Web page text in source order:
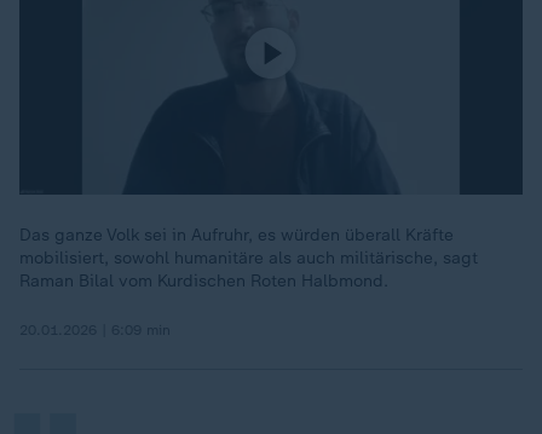
Das ganze Volk sei in Aufruhr, es würden überall Kräfte
mobilisiert, sowohl humanitäre als auch militärische, sagt
Raman Bilal vom Kurdischen Roten Halbmond.